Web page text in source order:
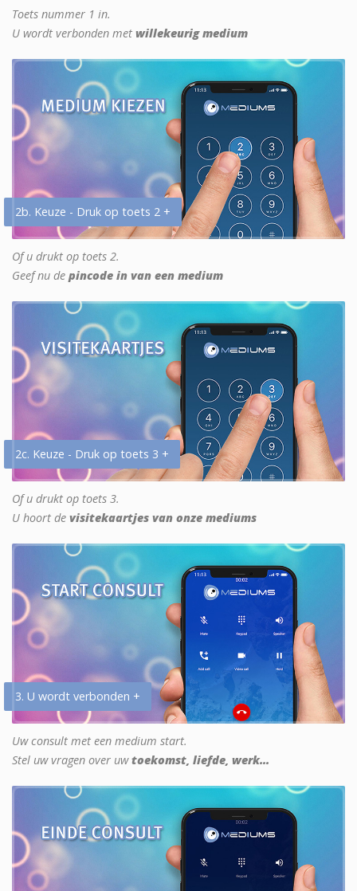
Toets nummer 1 in.
U wordt verbonden met willekeurig medium
2b. Keuze - Druk op toets 2 +
Of u drukt op toets 2.
Geef nu de pincode in van een medium
2c. Keuze - Druk op toets 3 +
Of u drukt op toets 3.
U hoort de visitekaartjes van onze mediums
3. U wordt verbonden +
Uw consult met een medium start.
Stel uw vragen over uwtoekomst, liefde, werk...